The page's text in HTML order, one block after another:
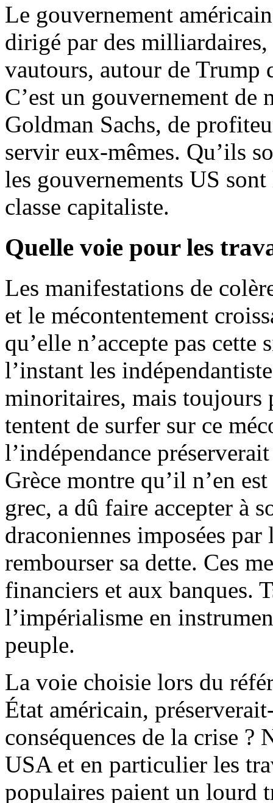
Le gouvernement
dirigé par des milliardaires,
vautours, autour de
C’est un gouvernement
Goldman Sachs, de
servir eux-mêmes. Qu’ils
les gouvernements US
classe capitaliste.
Quelle voie pour les
Les manifestations de
et le mécontentement
qu’elle n’accepte pas
l’instant les
minoritaires, mais toujours
tentent de surfer sur ce
l’indépendance
Grèce montre qu’il n’en
grec, a dû faire accepter à
draconiennes imposées
rembourser sa dette. Ces
financiers et aux banques.
l’impérialisme en
peuple.
La voie choisie lors du
État américain,
conséquences de la crise
USA et en particulier les
populaires paient un lourd